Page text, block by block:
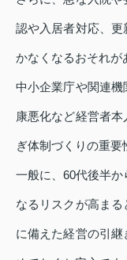
認や入居者対応、
かなくなるおそれが
中小企業庁や関連
康悪化など経営者
ぎ体制づくりの重要
一般に、60代後半
なるリスクが高ま
に備えた経営の引